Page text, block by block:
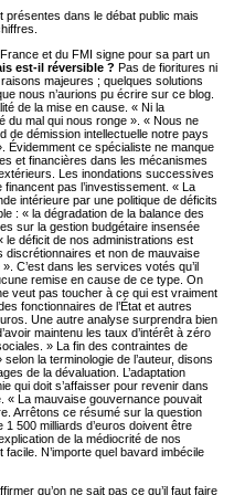
dans le débat public mais
et du FMI signe pour sa part un
est-il réversible ? Pas de fioritures ni
majeures ; quelques solutions
nous n’aurions pu écrire sur ce blog.
de la mise en cause. « Ni la
du mal qui nous ronge ». « Nous ne
de démission intellectuelle notre pays
Évidemment ce spécialiste ne manque
et financières dans les mécanismes
Les inondations successives
pas l’investissement. « La
intérieure par une politique de déficits
: « la dégradation de la balance des
sur la gestion budgétaire insensée
déficit de nos administrations est
discrétionnaires et non de mauvaise
C’est dans les services votés qu’il
remise en cause de ce type. On
veut pas toucher à ce qui est vraiment
fonctionnaires de l’État et autres
Une autre analyse surprendra bien
maintenu les taux d’intérêt à zéro
» La fin des contraintes de
la terminologie de l’auteur, disons
de la dévaluation. L’adaptation
qui doit s’affaisser pour revenir dans
« La mauvaise gouvernance pouvait
Arrêtons ce résumé sur la question
500 milliards d’euros doivent être
de la médiocrité de nos
facile. N’importe quel bavard imbécile
qu’on ne sait pas ce qu’il faut faire